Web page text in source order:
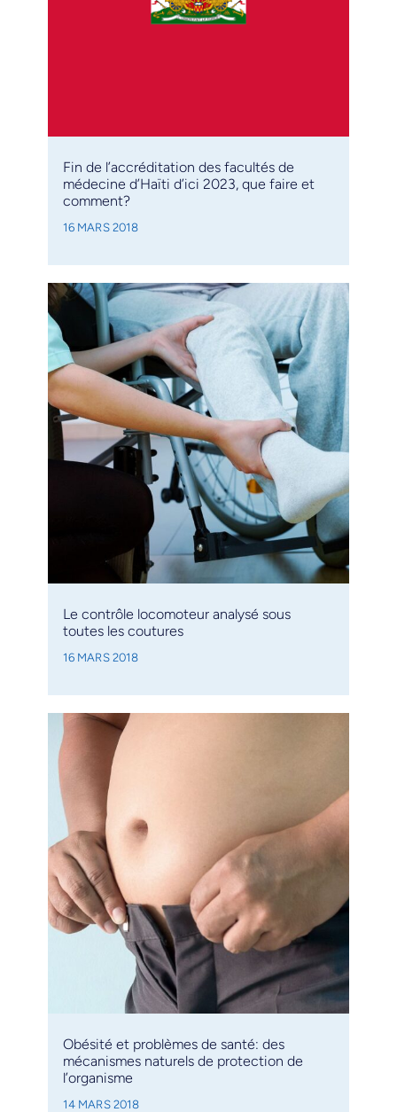
Fin de l’accréditation des facultés de
médecine d’Haïti d’ici 2023, que faire et
comment?
16 MARS 2018
Le contrôle locomoteur analysé sous
toutes les coutures
16 MARS 2018
Obésité et problèmes de santé: des
mécanismes naturels de protection de
l’organisme
14 MARS 2018